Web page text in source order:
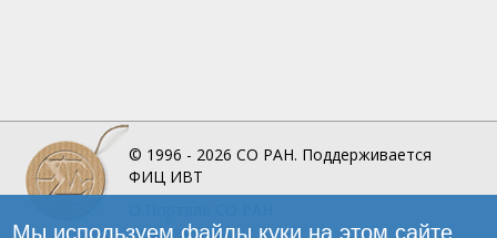
© 1996 - 2026 СО РАН. Поддерживается
ФИЦ ИВТ
Инфографика
Мы используем файлы куки на этом сайте